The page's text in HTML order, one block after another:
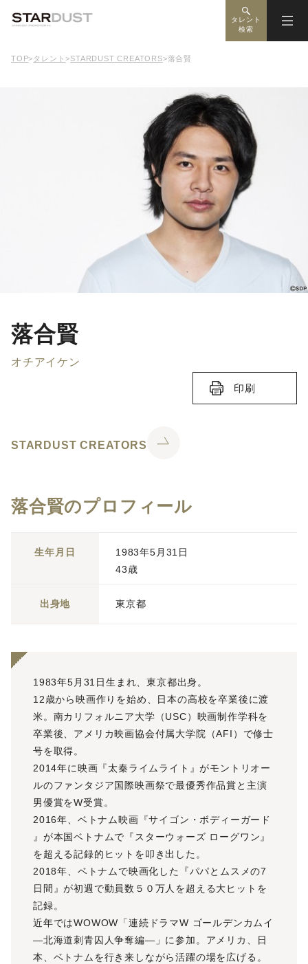
タレント
検索
TOP> タレント>STARDUST CREATORS>落合賢
落合賢
オチアイケン
印刷
STARDUST CREATORS
落合賢のプロフィール
生年月日
1983年5月31日
43歳
出身地 東京都
1983年5月31日生まれ、東京都出身。
12歳から映画作りを始め、日本の高校を卒業後に渡
米。南カリフォルニア大学（USC）映画制作学科を
卒業後、アメリカ映画協会付属大学院（AFI）で修士
号を取得。
2014年に映画『太秦ライムライト』がモントリオー
ルのファンタジア国際映画祭で最優秀作品賞と主演
男優賞をW受賞。
2016年、ベトナム映画『サイゴン・ボディーガード
』が本国ベトナムで『スターウォーズ ローグワン』
を超える記録的ヒットを叩き出した。
2018年、ベトナムで映画化した『パパとムスメの7
日間』が初週で動員数５０万人を超える大ヒットを
記録。
近年ではWOWOW「連続ドラマW ゴールデンカムイ
―北海道刺青囚人争奪編―」に参加。アメリカ、日
本、ベトナムを行き来しながら活躍の場を広げる。